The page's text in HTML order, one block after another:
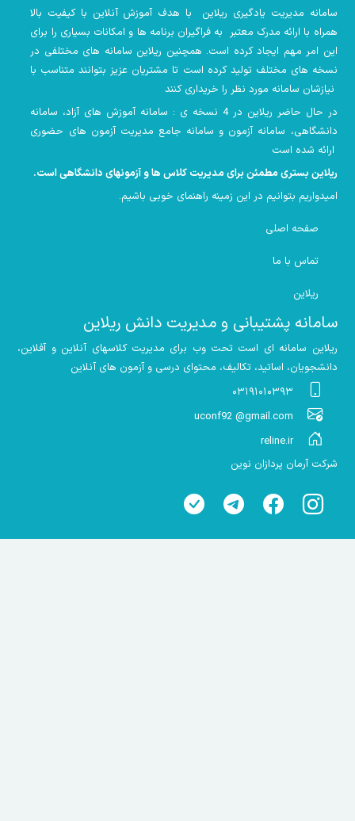
سامانه مدیریت یادگیری ریلاین با هدف آموزش آنلاین با کیفیت بالا
همراه با ارائه مدرک معتبر به فراگیران برنامه ها و امکانات بسیاری را برای
این امر مهم ایجاد کرده است. همچنین ریلاین سامانه های مختلفی در
نسخه های مختلف تولید کرده است تا مشتریان عزیز بتوانند متناسب با
در حال حاضر ریلاین در 4 نسخه ی : سامانه آموزش های آزاد، سامانه
دانشگاهی، سامانه آزمون و سامانه جامع مدیریت آزمون های حضوری
ریلاین بستری مطمئن برای مدیریت کلاس ها و آزمونهای دانشگاهی است.
امیدواریم بتوانیم در این زمینه راهنمای خوبی باشیم.
صفحه اصلی
تماس با ما
ریلاین
سامانه پشتیبانی و مدیریت دانش ریلاین
ریلاین سامانه ای است تحت وب برای مدیریت کلاسهای آنلاین و آفلاین،
دانشجویان، اساتید، تکالیف، محتوای درسی و آزمون های آنلاین
۰۳۱۹۱۰۱۰۳۹۳
uconf92 @gmail.com
reline.ir
شرکت آرمان پردازان نوین